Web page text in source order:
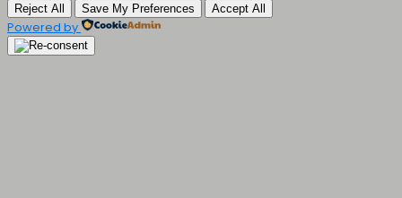
Reject All Save My Preferences Accept All
Powered by